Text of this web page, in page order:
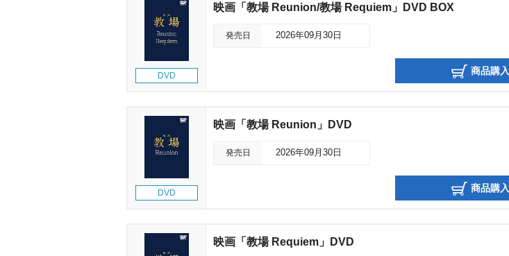
DVD
映画「教場 Reunion/教場 Requiem」DVD BOX
発売日 2026年09月30日
商品購入
DVD
映画「教場 Reunion」DVD
発売日 2026年09月30日
商品購入
映画「教場 Requiem」DVD